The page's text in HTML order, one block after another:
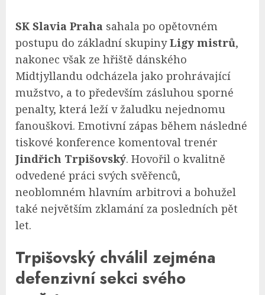
SK Slavia Praha sahala po opětovném
postupu do základní skupinyLigy mistrů,
nakonec však ze hřiště dánského
Midtjyllandu odcházela jako prohrávající
mužstvo, a to především zásluhou sporné
penalty, která leží v žaludku nejednomu
fanouškovi. Emotivní zápas během následné
tiskové konference komentoval trenér
Jindřich Trpišovský. Hovořil o kvalitně
odvedené práci svých svěřenců,
neoblomném hlavním arbitrovi a bohužel
také největším zklamání za posledních pět
let.
Trpišovský chválil zejména
defenzivní sekci svého